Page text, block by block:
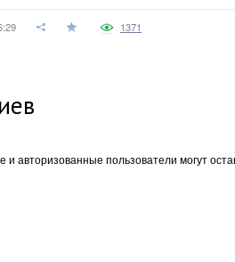
1371
и авторизованные пользователи могут